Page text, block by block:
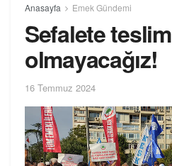
Anasayfa Emek Gündemi
Sefalete teslim
olmayacağız!
16 Temmuz 2024